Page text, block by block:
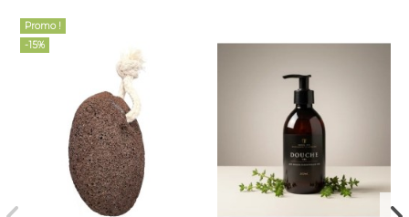
Promo !
-15%